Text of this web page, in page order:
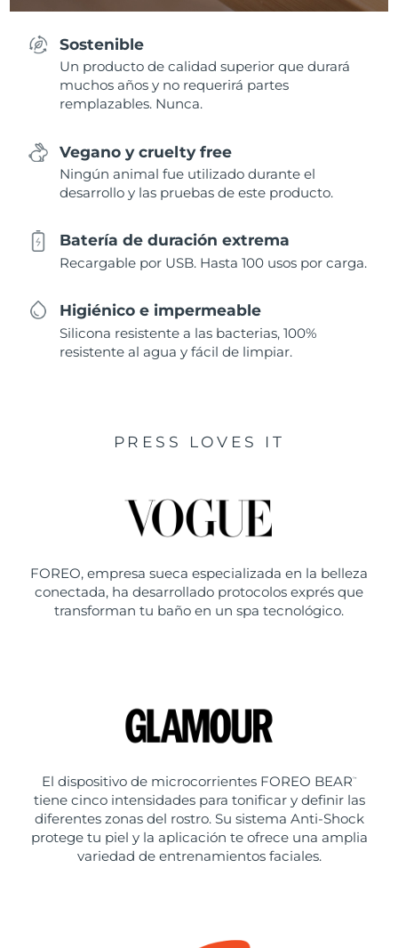
Sostenible
Un producto de calidad superior que durará
muchos años y no requerirá partes
remplazables. Nunca.
Vegano y cruelty free
Ningún animal fue utilizado durante el
desarrollo y las pruebas de este producto.
Batería de duración extrema
Recargable por USB. Hasta 100 usos por carga.
Higiénico e impermeable
Silicona resistente a las bacterias, 100%
resistente al agua y fácil de limpiar.
PRESS LOVES IT
FOREO, empresa sueca especializada en la belleza
conectada, ha desarrollado protocolos exprés que
transforman tu baño en un spa tecnológico.
El dispositivo de microcorrientes FOREO BEAR ™
tiene cinco intensidades para tonificar y definir las
diferentes zonas del rostro. Su sistema Anti-Shock
protege tu piel y la aplicación te ofrece una amplia
variedad de entrenamientos faciales.